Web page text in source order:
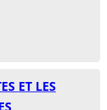
ET LES